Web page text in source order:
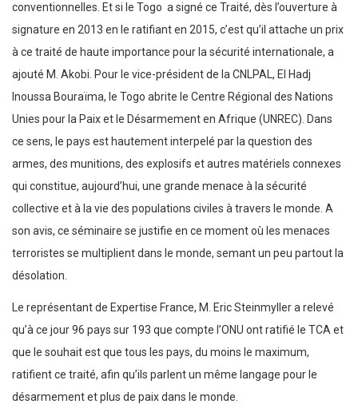
conventionnelles. Et si le Togo a signé ce Traité, dès l’ouverture à
signature en 2013 en le ratifiant en 2015, c’est qu’il attache un prix
à ce traité de haute importance pour la sécurité internationale, a
ajouté M. Akobi. Pour le vice-président de la CNLPAL, El Hadj
Inoussa Bouraïma, le Togo abrite le Centre Régional des Nations
Unies pour la Paix et le Désarmement en Afrique (UNREC). Dans
ce sens, le pays est hautement interpelé par la question des
armes, des munitions, des explosifs et autres matériels connexes
qui constitue, aujourd’hui, une grande menace à la sécurité
collective et à la vie des populations civiles à travers le monde. A
son avis, ce séminaire se justifie en ce moment où les menaces
terroristes se multiplient dans le monde, semant un peu partout la
désolation.
Le représentant de Expertise France, M. Eric Steinmyller a relevé
qu’à ce jour 96 pays sur 193 que compte l’ONU ont ratifié le TCA et
que le souhait est que tous les pays, du moins le maximum,
ratifient ce traité, afin qu’ils parlent un même langage pour le
désarmement et plus de paix dans le monde.